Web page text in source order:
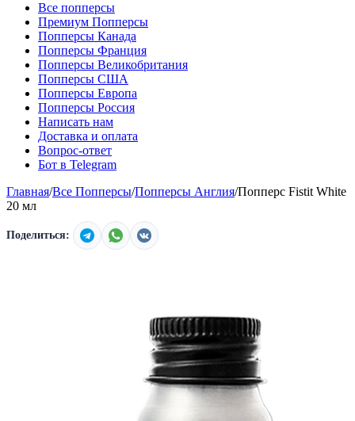
Все попперсы
Премиум Попперсы
Попперсы Канада
Попперсы Франция
Попперсы Великобритания
Попперсы США
Попперсы Европа
Попперсы Россия
Написать нам
Доставка и оплата
Вопрос-ответ
Бот в Telegram
Главная/Все Попперсы/Попперсы Англия/Попперс Fistit White
20 мл
Поделиться: